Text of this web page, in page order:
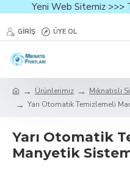
Yeni Web Sitemiz >>>
GIRIŞ ÜYE OL
Ürünlerimiz
Mıknatıslı
Yarı Otomatik Temizlemeli
Yarı Otomatik
Manyetik